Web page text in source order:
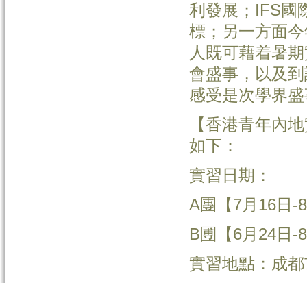
利發展；IFS國
標；另一方面
人既可藉着暑
會盛事，以及
感受是次學界
【香港青年內
如下：
實習日期：
A團【7月16日-
B圑【6月24日-
實習地點：成